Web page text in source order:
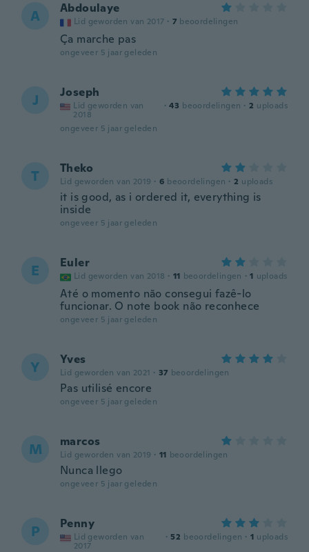
A Abdoulaye
Lid geworden van 2017 · 7 beoordelingen
Ça marche pas
ongeveer 5 jaar geleden
J Joseph
Lid geworden van
2018
· 43 beoordelingen · 2 uploads
ongeveer 5 jaar geleden
T Theko
Lid geworden van 2019 · 6 beoordelingen · 2 uploads
it is good, as i ordered it, everything is
inside
ongeveer 5 jaar geleden
E Euler
Lid geworden van 2018 · 11 beoordelingen · 1 uploads
Até o momento não consegui fazê-lo
funcionar. O note book não reconhece
ongeveer 5 jaar geleden
Y Yves
Lid geworden van 2021 · 37 beoordelingen
Pas utilisé encore
ongeveer 5 jaar geleden
M marcos
Lid geworden van 2019 · 11 beoordelingen
Nunca llego
ongeveer 5 jaar geleden
P Penny
Lid geworden van
2017
· 52 beoordelingen · 1 uploads